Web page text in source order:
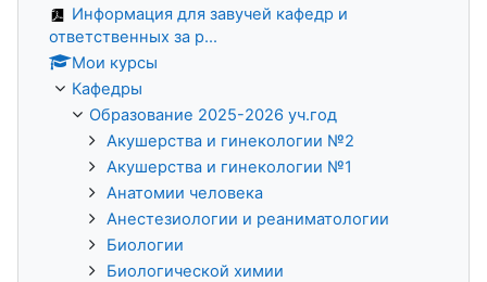
Информация для завучей кафедр и
ответственных за р...
Мои курсы
Кафедры
Образование 2025-2026 уч.год
Акушерства и гинекологии №2
Акушерства и гинекологии №1
Анатомии человека
Анестезиологии и реаниматологии
Биологии
Биологической химии